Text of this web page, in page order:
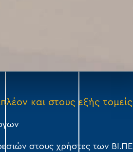
και στους εξής
στους χρήστες των